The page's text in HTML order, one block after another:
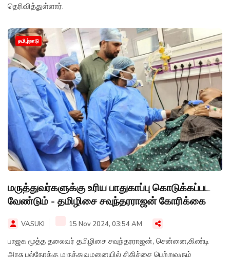
தெரிவித்துள்ளார்.
தமிழ்நாடு
மருத்துவர்களுக்கு உரிய பாதுகாப்பு கொடுக்கப்பட
வேண்டும் - தமிழிசை சவுந்தரராஜன் கோரிக்கை
VASUKI 15 Nov 2024, 03:54 AM
பாஜக மூத்த தலைவர் தமிழிசை சவுந்தரராஜன், சென்னை,கிண்டி
அரசு பல்நோக்கு மருத்துவமனையில் சிகிச்சை பெற்றுவரும்